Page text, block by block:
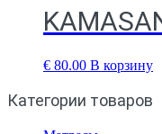
€ 80.00 В корзину
Категории товаров